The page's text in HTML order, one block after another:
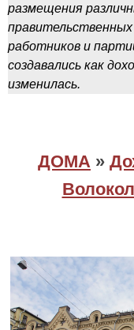
размещения
работников и
создавались как
изменилась.
ДОМА »